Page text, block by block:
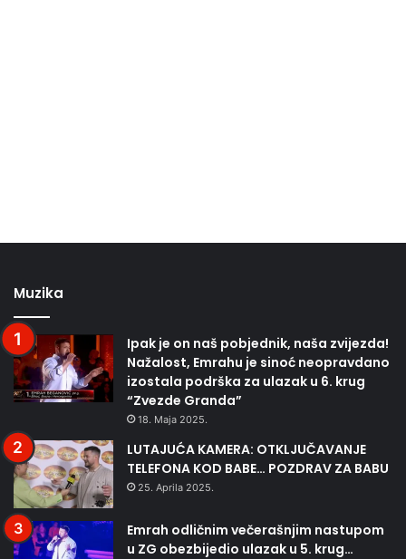
Muzika
Ipak je on naš pobjednik, naša zvijezda!
Nažalost, Emrahu je sinoć neopravdano
izostala podrška za ulazak u 6. krug
“Zvezde Granda”
18. Maja 2025.
LUTAJUĆA KAMERA: OTKLJUČAVANJE
TELEFONA KOD BABE… POZDRAV ZA BABU
25. Aprila 2025.
Emrah odličnim večerašnjim nastupom
u ZG obezbijedio ulazak u 5. krug…